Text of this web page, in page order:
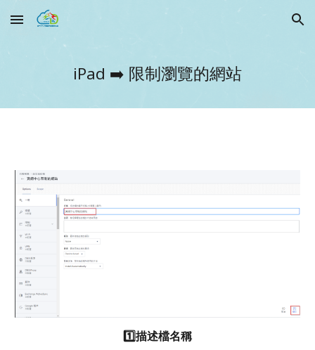
Skip to main content Skip to navigation
iPad ➡️ 限制瀏覽的網站
1️⃣描述檔名稱